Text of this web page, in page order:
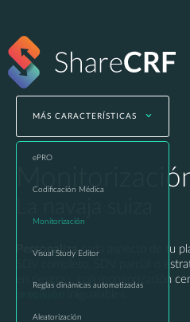
MÁS CARACTERÍSTICAS
ePRO
Codificación Médica
Monitorización
Visual Study Editor
Reglas dinámicas automatizadas
Aleatorización
Personaliza cada aspecto de tu
SDV completo, SDV parcial o
en riesgos-, con monitorización